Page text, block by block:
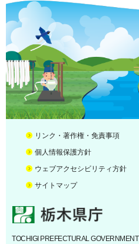
リンク・著作権・免責事項
個人情報保護方針
ウェブアクセシビリティ方針
サイトマップ
栃木県庁
TOCHIGI PREFECTURAL GOVERNMENT